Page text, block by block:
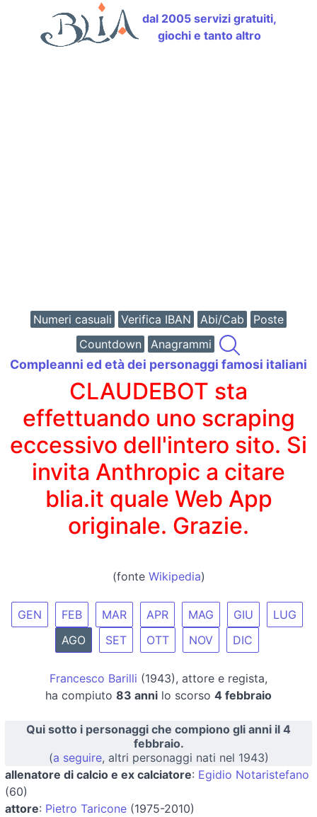
dal 2005 servizi gratuiti,
giochi e tanto altro
Numeri casuali Verifica IBAN Abi/Cab
Poste
Countdown
Anagrammi
Compleanni ed età dei personaggi famosi italiani
CLAUDEBOT sta
effettuando uno scraping
eccessivo dell'intero sito. Si
invita Anthropic a citare
blia.it quale Web App
originale. Grazie.
(fonte Wikipedia)
GEN FEB MAR APR MAG GIU
LUG
AGO
SET OTT NOV DIC
Francesco Barilli (1943), attore e regista,
ha compiuto 83 anni lo scorso 4 febbraio
Qui sotto i personaggi che compiono gli anni il 4
febbraio.
(a seguire, altri personaggi nati nel 1943)
allenatore di calcio e ex calciatore: Egidio Notaristefano
(60)
attore: Pietro Taricone (1975-2010)